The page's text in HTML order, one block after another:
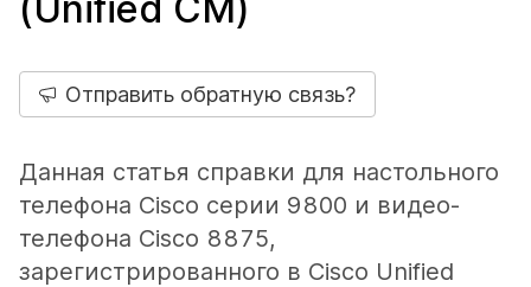
Отправить обратную связь?
Данная статья справки для настольного
телефона Cisco серии 9800 и видео-
телефона Cisco 8875,
зарегистрированного в Cisco Unified